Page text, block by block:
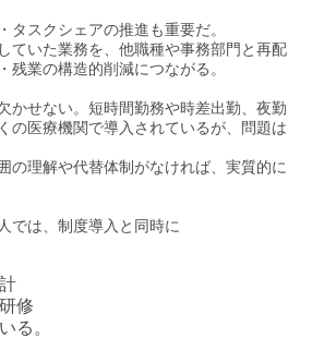
タスクシェアの推進も重要だ。
ていた業務を、他職種や事務部門と再配
残業の構造的削減につながる。
かせない。短時間勤務や時差出勤、夜勤
の医療機関で導入されているが、問題は
の理解や代替体制がなければ、実質的に
では、制度導入と同時に
修
る。